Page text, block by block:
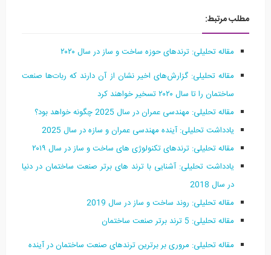
مطلب مرتبط:
مقاله تحلیلی: ترندهای حوزه ساخت‌ و ساز در سال ۲۰۲۰
مقاله تحلیلی: گزارش‌های اخیر نشان از آن دارند که ربات‌ها صنعت
ساختمان را تا سال ۲۰۲۰ تسخیر خواهند کرد
مقاله تحلیلی: مهندسی عمران در سال 2025 چگونه خواهد بود؟
یادداشت تحلیلی: آینده مهندسی عمران و سازه در سال 2025
مقاله تحلیلی: ترندهای تکنولوژی‌ های ساخت‌ و ساز در سال ۲۰۱۹
یادداشت تحلیلی: آشنایی با ترند های برتر صنعت ساختمان در دنیا
در سال 2018
مقاله تحلیلی: روند ساخت‌ و ساز در سال 2019
مقاله تحلیلی: 5 ترند برتر صنعت ساختمان
مقاله تحلیلی: مروری بر برترین ترندهای صنعت ساختمان در آینده